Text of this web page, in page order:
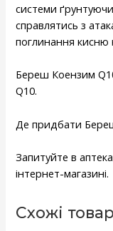
системи
справлятись з
поглинання кисню
Береш Коензим
Q10.
Де придбати
Запитуйте в
інтернет-магазині.
Схожі